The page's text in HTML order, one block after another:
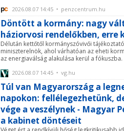
2026.08.07 14:45 • penzcentrum.hu
Döntött a kormány: nagy
háziorvosi rendelőkben, erre
Délután kettőtől kormányszóvivői
miniszterelnök, ahol várhatóan az eheti
az energiaválság alakulása kerül a fókuszba.
2026.08.07 14:45 • vg.hu
Túl van Magyarország a
napokon: fellélegezhetünk,
vége a veszélynek - Magyar
a kabinet döntéseit